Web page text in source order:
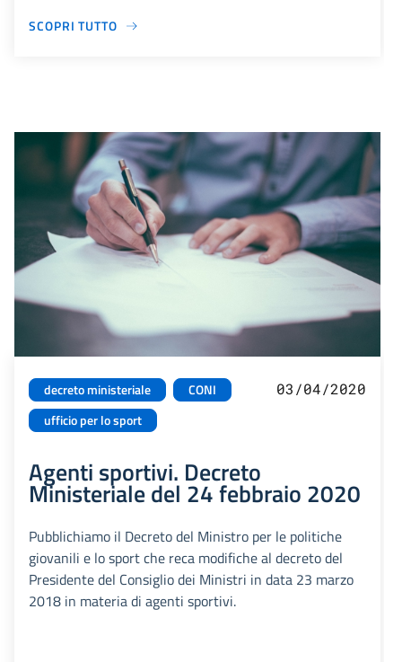
SCOPRI TUTTO
decreto ministeriale
CONI
ufficio per lo sport
03/04/2020
Agenti sportivi. Decreto
Ministeriale del 24 febbraio 2020
Pubblichiamo il Decreto del Ministro per le politiche
giovanili e lo sport che reca modifiche al decreto del
Presidente del Consiglio dei Ministri in data 23 marzo
2018 in materia di agenti sportivi.